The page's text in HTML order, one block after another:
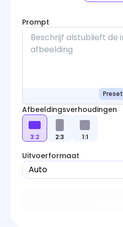
Qwen Image
Wan 2.7 Image
Prompt
Preset
Afbeeldingsverhoudingen
3:2 2:3 1:1
Uitvoerformaat
Auto